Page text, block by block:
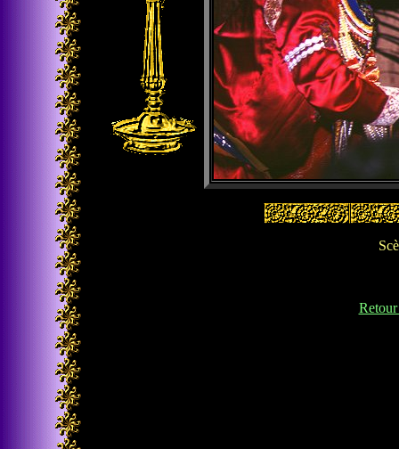
Retour